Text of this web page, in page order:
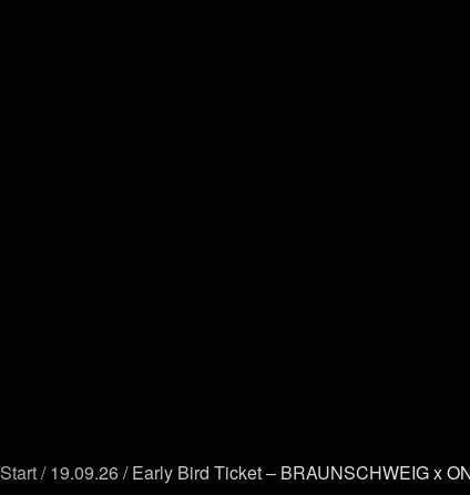
Start/19.09.26/ Early Bird Ticket – BRAUNSCHWEIG x